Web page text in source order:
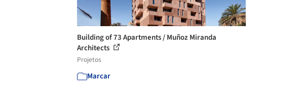
Building of 73 Apartments / Muñoz Miranda
Architects
Projetos
Marcar